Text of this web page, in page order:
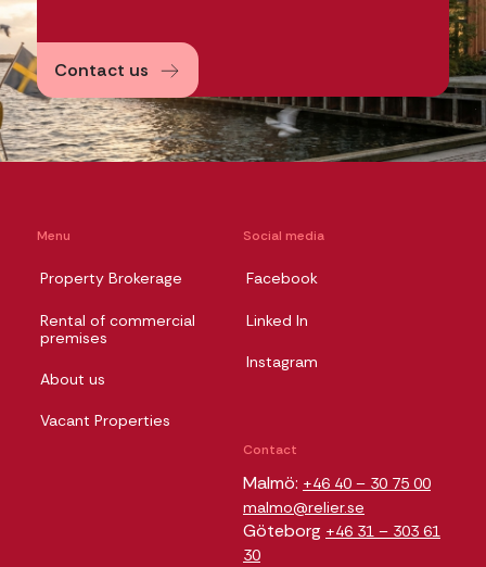
Contact us
Menu
Property Brokerage
Rental of commercial
premises
About us
Vacant Properties
Social media
Facebook
Linked In
Instagram
Contact
Malmö: +46 40 – 30 75 00
malmo@relier.se
Göteborg +46 31 – 303 61
30